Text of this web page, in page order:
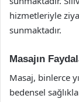
hizmetleriyle
sunmaktadır.
Masajın
Masaj, binlerce
bedensel